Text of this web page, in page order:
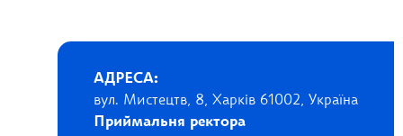
АДРЕСА:
вул. Мистецтв, 8, Харків 61002, Україна
Приймальня ректора